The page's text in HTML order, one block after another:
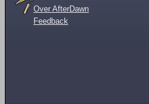
Over AfterDawn
Feedback